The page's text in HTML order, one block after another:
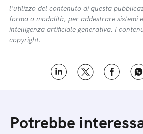
l’utilizzo del contenuto di questa
forma o modalità, per addestrare sistemi
intelligenza artificiale generativa. I
copyright.
Potrebbe